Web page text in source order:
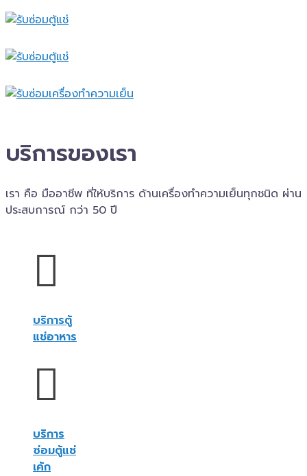
บริการของเรา
เรา คือ มืออาชีพ ที่ให้บริการ ด้านเครื่องทำความเย็นทุกชนิด ผ่าน
ประสบการณ์ กว่า 50 ปี
บริการตู้
แช่อาหาร
บริการ
ซ่อมตู้แช่
เค้ก